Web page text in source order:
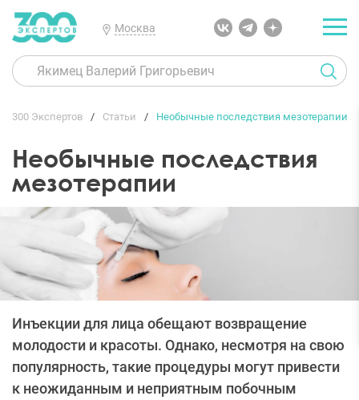
Москва
300 Экспертов Статьи Необычные последствия мезотерапии
Необычные последствия
мезотерапии
Инъекции для лица обещают возвращение
молодости и красоты. Однако, несмотря на свою
популярность, такие процедуры могут привести
к неожиданным и неприятным побочным